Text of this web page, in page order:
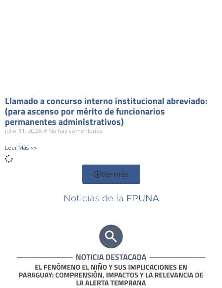
Llamado a concurso interno institucional abreviado:
(para ascenso por mérito de funcionarios
permanentes administrativos)
julio 31, 2026
No hay comentarios
Leer Más >>
Ver más
Noticias de la FPUNA